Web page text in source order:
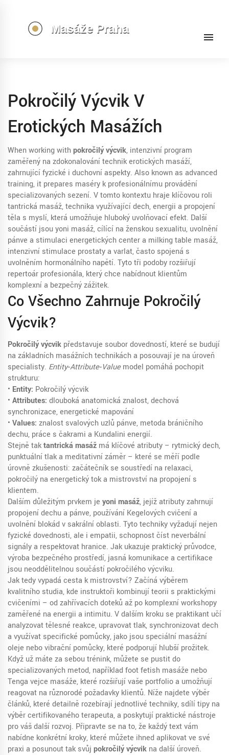
Pokročilý Výcvik V
Erotických Masážích
When working withpokročilý výcvik, intenzivní program
zaměřený na zdokonalování technik erotických masáží,
zahrnující fyzické i duchovní aspekty. Also known as advanced
training, it prepares maséry k profesionálnímu provádění
specializovaných sezení. V tomto kontextu hraje klíčovou roli
tantrická masáž,technika využívající dech, energii a propojení
těla s myslí, která umožňuje hluboký uvolňovací efekt. Další
součástí jsouyoni masáž,cílící na ženskou sexualitu, uvolnění
pánve a stimulaci energetických centera milking table masáž,
intenzivní stimulace prostaty a varlat, často spojená s
uvolněním hormonálního napětí. Tyto tři podoby rozšiřují
repertoár profesionála, který chce nabídnout klientům
komplexní a bezpečný zážitek.
Co Všechno Zahrnuje Pokročilý
Výcvik?
Pokročilý výcvik představuje soubor dovedností, které se budují
na základních masážních technikách a posouvají je na úroveň
specialisty. Entity‑Attribute‑Valuemodel pomáhá pochopit
strukturu:
• Entity: Pokročilý výcvik
• Attributes: dlouboká anatomická znalost, dechová
synchronizace, energetické mapování
• Values: znalost svalových uzlů pánve, metoda bráničního
dechu, práce s čakrami a Kundalini energií.
Stejně taktantrická masáž má klíčové atributy – rytmický dech,
punktuální tlak a meditativní záměr – které se měří podle
úrovně zkušenosti: začátečník se soustředí na relaxaci,
pokročilý na energetický tok a mistrovství na propojení s
klientem.
Dalším důležitým prvkem je yoni masáž, jejíž atributy zahrnují
propojení dechu a pánve, používání Kegelových cvičení a
uvolnění blokád v sakrální oblasti. Tyto techniky vyžadují nejen
fyzické dovednosti, ale i empatii, schopnost číst neverbální
signály a respektovat hranice. Jak ukazuje praktický průvodce,
výroba bezpečného prostředí, jasná komunikace a certifikace
jsou neoddělitelnou součástí pokročilého výcviku.
Jak tedy vypadá cesta k mistrovství? Začíná výběrem
kvalitního studia, kde instruktoři kombinují teorii s praktickými
cvičeními – od zahřívacích doteků až po komplexní workshopy
zaměřené na energii a intimitu. V dalším kroku se praktikant učí
analyzovat tělesné reakce, upravovat tlak, synchronizovat dech
a využívat specifické pomůcky, jako jsou speciální masážní
oleje nebo vibrační pomůcky, které podporují hlubší prožitek.
Když už máte za sebou trénink, můžete se pustit do
specializovaných metod, například foot fetish masáže nebo
Tenga vejce masáže, které rozšiřují vaše portfolio a umožňují
reagovat na různorodé požadavky klientů. Níže najdete výběr
článků, které detailně rozebírají jednotlivé techniky, sdílí tipy na
výběr certifikovaného terapeuta, a poskytují praktické nástroje
pro váš další rozvoj. Připravte se na to, že každý text vám
nabídne konkrétní kroky, které můžete ihned aplikovat ve své
praxi a posunout tak svůj pokročilý výcvik na další úroveň.